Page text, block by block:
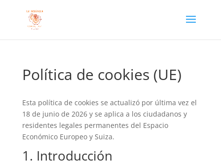
Política de cookies (UE)
Esta política de cookies se actualizó por última vez el
18 de junio de 2026 y se aplica a los ciudadanos y
residentes legales permanentes del Espacio
Económico Europeo y Suiza.
1. Introducción